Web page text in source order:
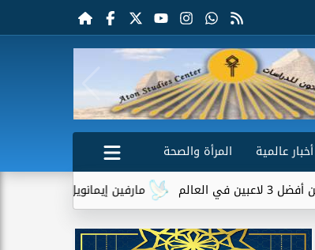
أخبار عالمية
المرأة والصحة
مارفين إيمانويل.. سائق توصيل وعامل